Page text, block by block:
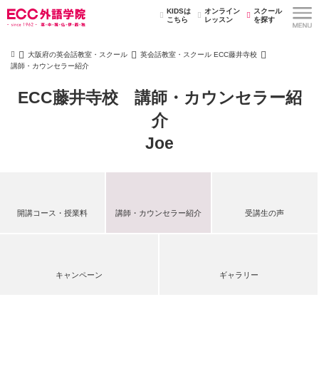
KIDSは
こちら
オンライン
レッスン
スクール
を探す
大阪府の英会話教室・スクール
英会話教室・スクール ECC藤井寺校
講師・カウンセラー紹介
ECC藤井寺校 講師・カウンセラー紹
介
Joe
開講コース・授業料 講師・カウンセラー紹介 受講生の声
キャンペーン ギャラリー